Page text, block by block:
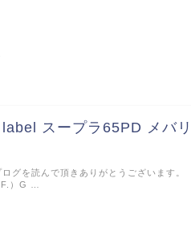
label スープラ65PD メバリ
グを読んで頂きありがとうございます。
）G …